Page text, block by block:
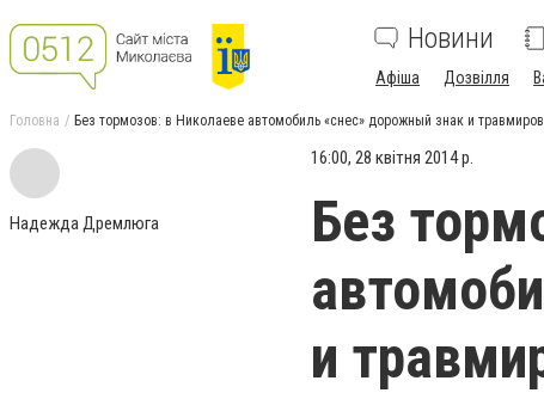
Новини
Афіша Дозвілля
Головна Без тормозов: в Николаеве автомобиль «снес» дорожный знак и
Надежда Дремлюга
16:00, 28 квітня 2014 р.
Без
и